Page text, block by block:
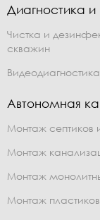
Диагностика
Чистка и
скважин
Автономная
Монтаж септиков
Монтаж
Монтаж
Монтаж